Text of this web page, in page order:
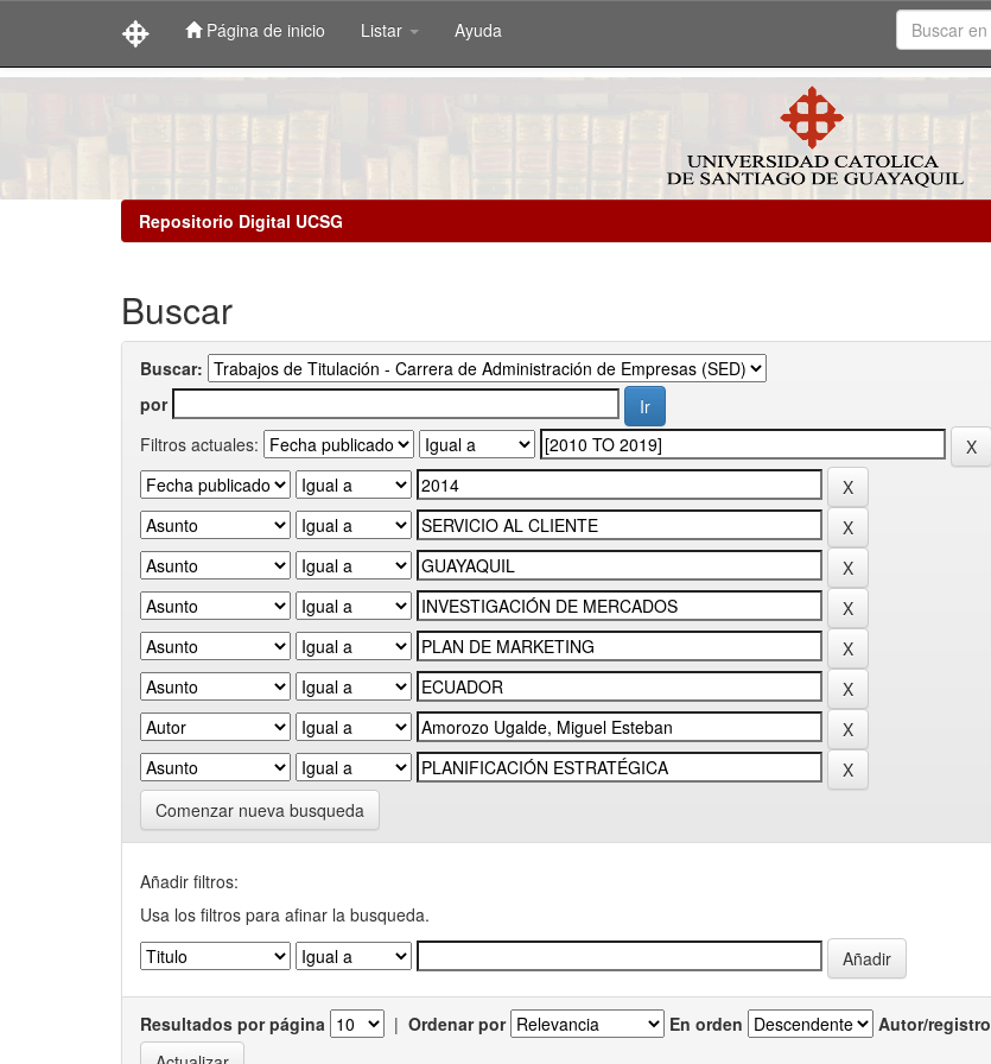
Página de inicio Listar Ayuda
Repositorio Digital UCSG
Buscar
Buscar:
por
Filtros actuales:
Comenzar nueva busqueda
Añadir filtros:
Usa los filtros para afinar la busqueda.
Resultados por página | Ordenar por En orden Autor/registro